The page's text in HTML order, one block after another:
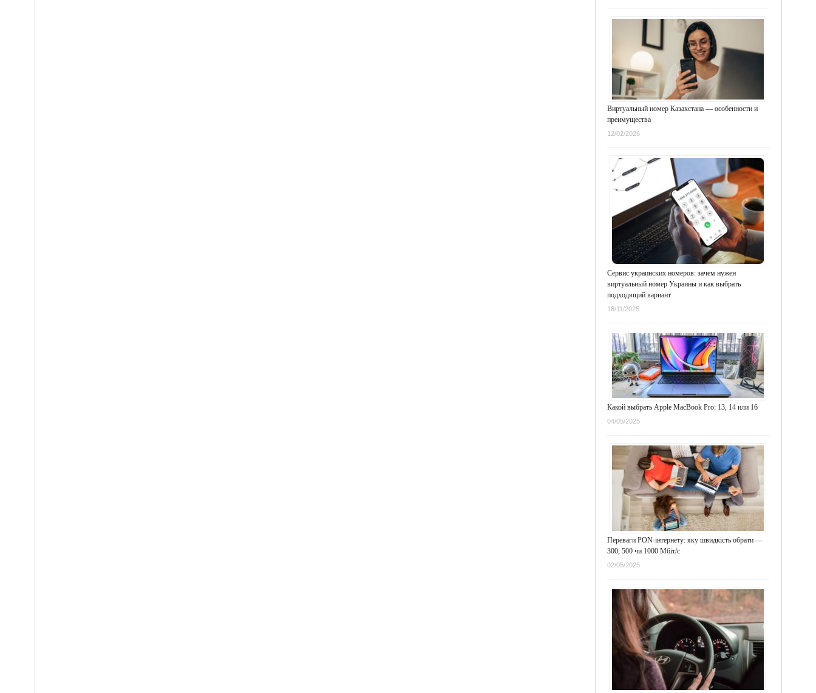
Виртуальный номер Казахстана — особенности и
преимущества
12/02/2026
Сервис украинских номеров: зачем нужен
виртуальный номер Украины и как выбрать
подходящий вариант
18/11/2025
Какой выбрать Apple MacBook Pro: 13, 14 или 16
04/05/2025
Переваги PON-інтернету: яку швидкість обрати —
300, 500 чи 1000 Мбіт/с
02/05/2025